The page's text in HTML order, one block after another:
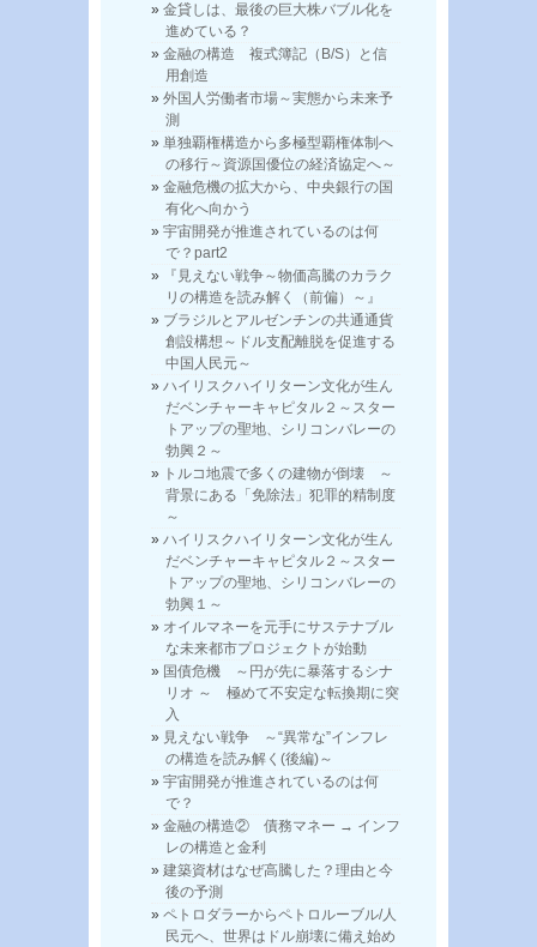
金貸しは、最後の巨大株バブル化を
進めている？
金融の構造 複式簿記（B/S）と信
用創造
外国人労働者市場～実態から未来予
測
単独覇権構造から多極型覇権体制へ
の移行～資源国優位の経済協定へ～
金融危機の拡大から、中央銀行の国
有化へ向かう
宇宙開発が推進されているのは何
で？part2
『見えない戦争～物価高騰のカラク
リの構造を読み解く（前偏）～』
ブラジルとアルゼンチンの共通通貨
創設構想～ドル支配離脱を促進する
中国人民元～
ハイリスクハイリターン文化が生ん
だベンチャーキャピタル２～スター
トアップの聖地、シリコンバレーの
勃興２～
トルコ地震で多くの建物が倒壊 ～
背景にある「免除法」犯罪的精制度
～
ハイリスクハイリターン文化が生ん
だベンチャーキャピタル２～スター
トアップの聖地、シリコンバレーの
勃興１～
オイルマネーを元手にサステナブル
な未来都市プロジェクトが始動
国債危機 ～円が先に暴落するシナ
リオ ～ 極めて不安定な転換期に突
入
見えない戦争 ～“異常な”インフレ
の構造を読み解く(後編)～
宇宙開発が推進されているのは何
で？
金融の構造② 債務マネー → インフ
レの構造と金利
建築資材はなぜ高騰した？理由と今
後の予測
ペトロダラーからペトロルーブル/人
民元へ、世界はドル崩壊に備え始め